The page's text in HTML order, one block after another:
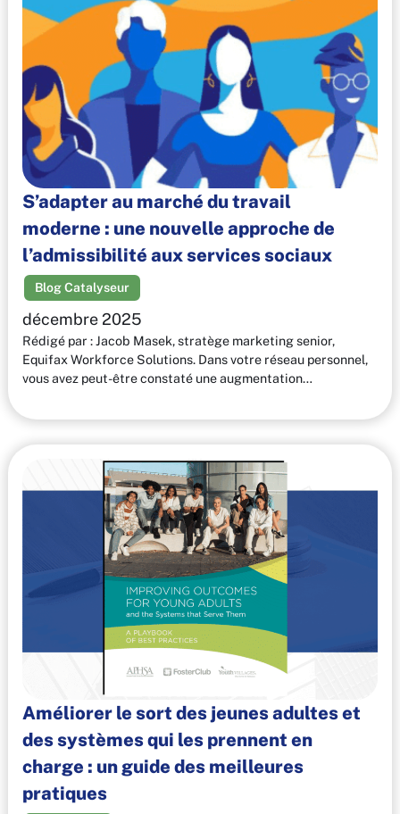
S’adapter au marché du travail
moderne : une nouvelle approche de
l’admissibilité aux services sociaux
Blog Catalyseur
décembre 2025
Rédigé par : Jacob Masek, stratège marketing senior,
Equifax Workforce Solutions. Dans votre réseau personnel,
vous avez peut-être constaté une augmentation…
Améliorer le sort des jeunes adultes et
des systèmes qui les prennent en
charge : un guide des meilleures
pratiques